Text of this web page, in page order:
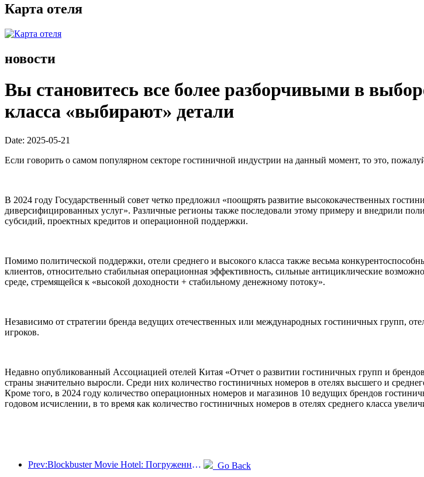
Карта отеля
новости
Вы становитесь все более разборчивыми в
класса «выбирают» детали
Date: 2025-05-21
Если говорить о самом популярном секторе гостиничной индустрии на данный момент, то это,
В 2024 году Государственный совет четко предложил «поощрять развитие высококачественных
диверсифицированных услуг». Различные регионы также последовали этому примеру и внедрили
субсидий, проектных кредитов и операционной поддержки.
Помимо политической поддержки, отели среднего и высокого класса также весьма
клиентов, относительно стабильная операционная эффективность, сильные антициклические
среде, стремящейся к «высокой доходности + стабильному денежному потоку».
Независимо от стратегии бренда ведущих отечественных или международных гостиничных групп,
игроков.
Недавно опубликованный Ассоциацией отелей Китая «Отчет о развитии гостиничных групп и
страны значительно выросли. Среди них количество гостиничных номеров в отелях высшего и
Кроме того, в 2024 году количество операционных номеров и магазинов 10 ведущих брендов
годовом исчислении, в то время как количество гостиничных номеров в отелях среднего класса
Prev:Blockbuster Movie Hotel: Погруженный в путешествие света и тени, Blockbuster Movie Hotel определяет новый опыт путешествий Go Back